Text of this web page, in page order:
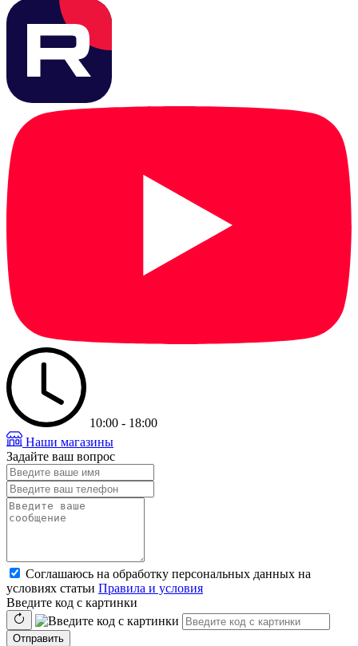
10:00 - 18:00
Наши магазины
Задайте ваш вопрос
Соглашаюсь на обработку персональных данных на
условиях статьи Правила и условия
Введите код с картинки
Отправить